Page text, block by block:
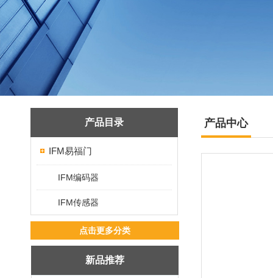
产品目录
IFM易福门
IFM编码器
IFM传感器
点击更多分类
新品推荐
产品中心